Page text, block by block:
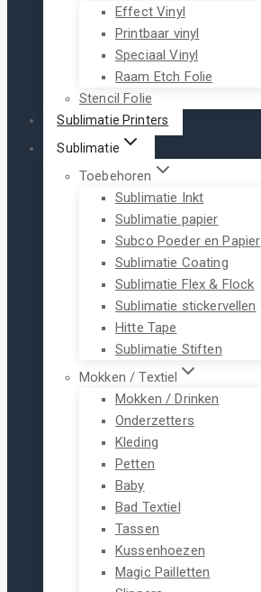
Effect Vinyl
Printbaar vinyl
Speciaal Vinyl
Raam Etch Folie
Stencil Folie
Sublimatie Printers
Sublimatie
Toebehoren
Sublimatie Inkt
Sublimatie papier
Subco Poeder en Papier
Sublimatie Coating
Sublimatie Flex & Flock
Sublimatie stickervellen
Hitte Tape
Sublimatie Stiften
Mokken / Textiel
Mokken / Drinken
Onderzetters
Kleding
Petten
Baby
Bad Textiel
Tassen
Kussenhoezen
Magic Pailletten